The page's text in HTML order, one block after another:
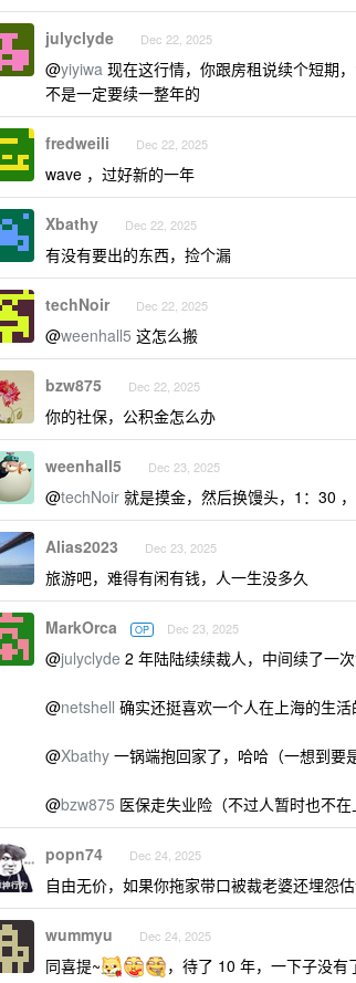
julyclyde Dec 22, 2025
@yiyiwa 现在这行情，你跟房租说续个短期
不是一定要续一整年的
fredweili Dec 22, 2025
wave ，过好新的一年
Xbathy Dec 22, 2025
有没有要出的东西，捡个漏
techNoir Dec 22, 2025
@weenhall5 这怎么搬
bzw875 Dec 22, 2025
你的社保，公积金怎么办
weenhall5 Dec 23, 2025
@techNoir 就是摸金，然后换馒头，1：30
Alias2023 Dec 23, 2025
旅游吧，难得有闲有钱，人一生没多久
MarkOrca OP Dec 23, 2025
@julyclyde 2 年陆陆续续裁人，中间续了一
@netshell 确实还挺喜欢一个人在上海的生
@Xbathy 一锅端抱回家了，哈哈（一想到要
@bzw875 医保走失业险（不过人暂时也不
popn74 Dec 24, 2025
自由无价，如果你拖家带口被裁老婆还埋怨
wummyu Dec 24, 2025
同喜提~
，待了 10 年，一下子没